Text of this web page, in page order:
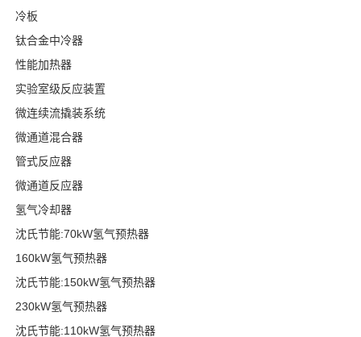
冷板
钛合金中冷器
性能加热器
实验室级反应装置
微连续流撬装系统
微通道混合器
管式反应器
微通道反应器
氢气冷却器
沈氏节能:70kW氢气预热器
160kW氢气预热器
沈氏节能:150kW氢气预热器
230kW氢气预热器
沈氏节能:110kW氢气预热器